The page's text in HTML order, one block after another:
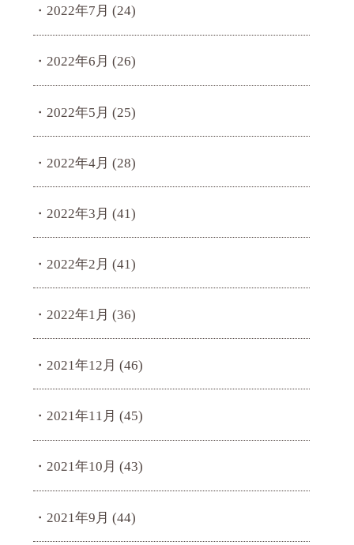
2022年7月 (24)
2022年6月 (26)
2022年5月 (25)
2022年4月 (28)
2022年3月 (41)
2022年2月 (41)
2022年1月 (36)
2021年12月 (46)
2021年11月 (45)
2021年10月 (43)
2021年9月 (44)